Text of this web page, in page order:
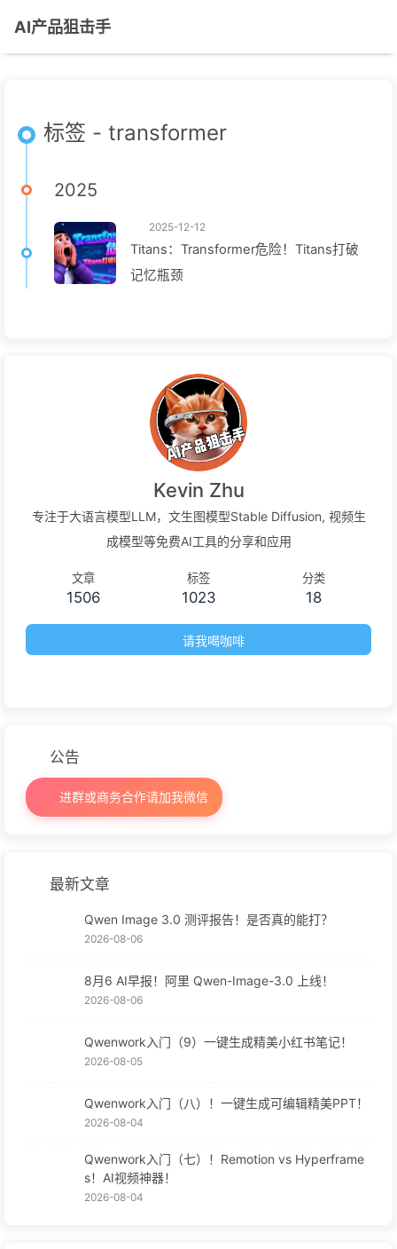
AI产品狙击手
标签 - transformer
2025
2025-12-12
Titans：Transformer危险！Titans打破
记忆瓶颈
Kevin Zhu
专注于大语言模型LLM，文生图模型Stable Diffusion, 视频生
成模型等免费AI工具的分享和应用
文章
1506
标签
1023
分类
18
请我喝咖啡
公告
进群或商务合作请加我微信
最新文章
Qwen Image 3.0 测评报告！是否真的能打？
2026-08-06
8月6 AI早报！阿里 Qwen-Image-3.0 上线！
2026-08-06
Qwenwork入门（9）一键生成精美小红书笔记！
2026-08-05
Qwenwork入门（八）！一键生成可编辑精美PPT！
2026-08-04
Qwenwork入门（七）！Remotion vs Hyperframe
s！AI视频神器！
2026-08-04